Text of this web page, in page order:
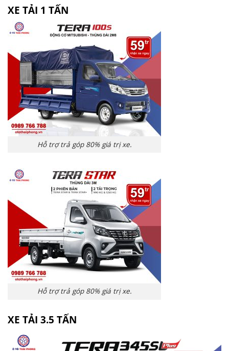
XE TẢI 1 TẤN
Hỗ trợ trả góp 80% giá trị xe.
Hỗ trợ trả góp 80% giá trị xe.
XE TẢI 3.5 TẤN